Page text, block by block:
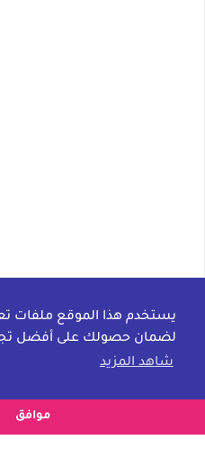
يستخدم هذا الموقع ملفات
لضمان حصولك على أفضل
شاهد المزيد
موافق